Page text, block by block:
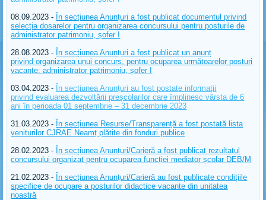
08.09.2023 - În secțiunea Anunțuri a fost publicat documentul privind
selecția dosarelor pentru organizarea concursului pentru posturile de
administrator patrimoniu, șofer I
28.08.2023 - În secțiunea Anunțuri a fost publicat un anunț
privind organizarea unui concurs, pentru ocuparea următoarelor posturi
vacante: administrator patrimoniu, șofer I
03.04.2023 - În secțiunea Anunțuri au fost postate informații
privind evaluarea dezvoltării preșcolarilor care împlinesc vârsta de 6
ani în perioada 01 septembrie – 31 decembrie 2023
31.03.2023 - În secțiunea Resurse/Transparență a fost postată lista
veniturilor CJRAE Neamț plătite din fonduri publice
28.02.2023 - În secțiunea Anunțuri/Carieră a fost publicat rezultatul
concursului organizat pentru ocuparea funcției mediator școlar DEB/M
21.02.2023 - În secțiunea Anunțuri/Carieră au fost publicate condițiile
specifice de ocupare a posturilor didactice vacante din unitatea
noastră